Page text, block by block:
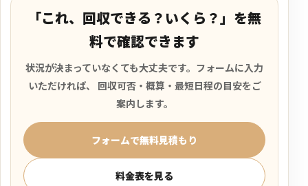
「これ、回収できる？いくら？」を無
料で確認できます
状況が決まっていなくても大丈夫です。フォームに入力
いただければ、 回収可否・概算・最短日程の目安をご
案内します。
フォームで無料見積もり
料金表を見る